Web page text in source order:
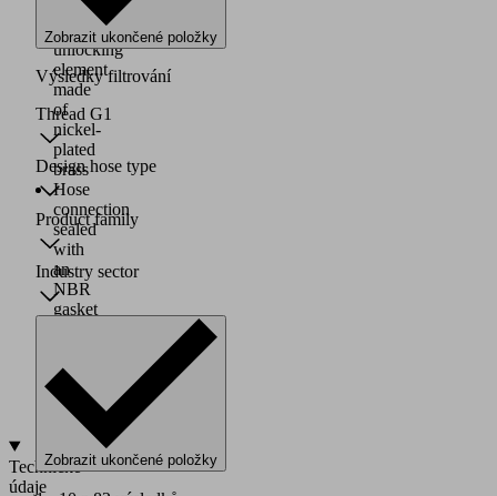
and
unlocking
element
made
of
nickel-
plated
brass
Hose
connection
sealed
with
an
NBR
gasket
Whitworth
pipe
thread
Technické
údaje
Zobrazit ukončené položky
Výsledky filtrování
Thread G1
Design hose type
Product family
Industry sector
Zobrazit ukončené položky